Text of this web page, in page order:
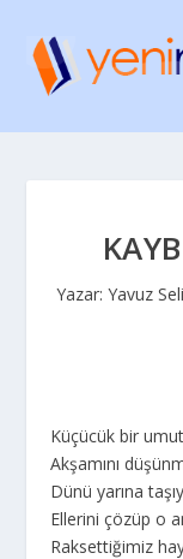
Yazar: Yavuz
Küçücük bir
Akşamını
Dünü yarına
Ellerini çözüp o
Raksettiğimiz